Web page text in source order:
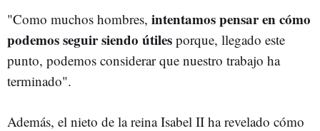
"Como muchos hombres, intentamos pensar en cómo
podemos seguir siendo útiles porque, llegado este
punto, podemos considerar que nuestro trabajo ha
terminado".
Además, el nieto de la reina Isabel II ha revelado cómo